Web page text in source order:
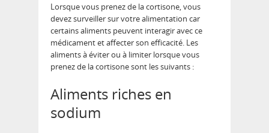
Lorsque vous prenez de la cortisone, vous
devez surveiller sur votre alimentation car
certains aliments peuvent interagir avec ce
médicament et affecter son efficacité. Les
aliments à éviter ou à limiter lorsque vous
prenez de la cortisone sont les suivants :
Aliments riches en
sodium